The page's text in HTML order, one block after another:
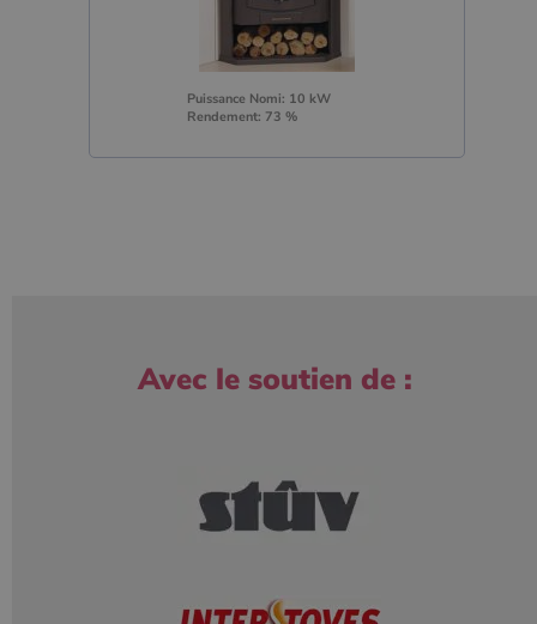
Puissance Nomi: 10 kW
Rendement: 73 %
Avec le soutien de :